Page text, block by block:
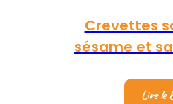
Crevettes
sésame et
Lire le